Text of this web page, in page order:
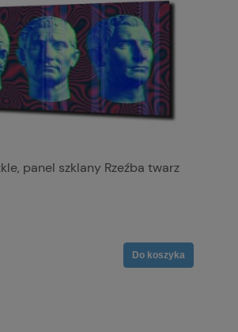
panel szklany Rzeźba twarz
Do koszyka